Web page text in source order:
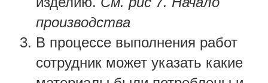
производства
В процессе выполнения работ
сотрудник может указать какие